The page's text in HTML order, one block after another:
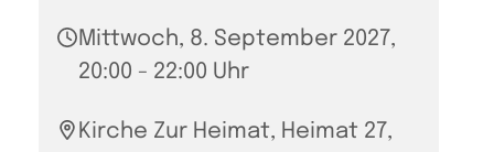
Mittwoch, 8. September 2027,
20:00 - 22:00 Uhr
Kirche Zur Heimat, Heimat 27,